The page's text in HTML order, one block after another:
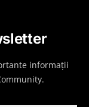
informații